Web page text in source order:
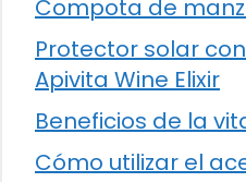
Compota de
Protector solar
Apivita Wine Elixir
Beneficios de la
Cómo utilizar el